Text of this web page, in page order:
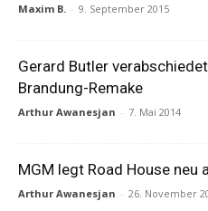
Maxim B. - 9. September 2015
Gerard Butler
Brandung-Remake
Arthur Awanesjan - 7. Mai 2014
MGM legt Road House neu
Arthur Awanesjan - 26. November